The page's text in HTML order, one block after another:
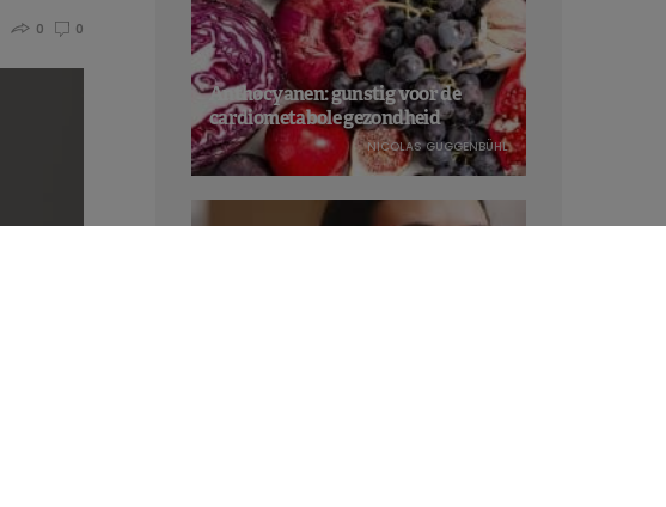
0 0
Anthocyanen: gunstig voor de
cardiometabole gezondheid
NICOLAS GUGGENBÜHL